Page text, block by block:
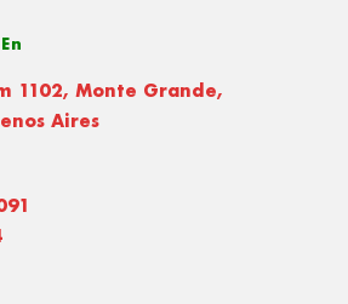
1102, Monte Grande,
Aires